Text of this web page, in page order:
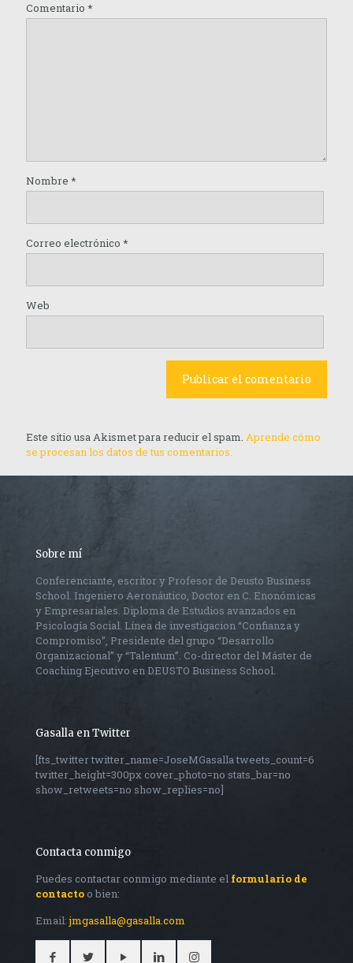
Comentario *
Nombre *
Correo electrónico *
Web
Este sitio usa Akismet para reducir el spam. Aprende cómo
se procesan los datos de tus comentarios.
Sobre mí
Conferenciante, escritor y Profesor de Deusto Business
School. Ingeniero Aeronáutico, Doctor en C. Enonómicas
y Empresariales. Diploma de Estudios avanzados en
Psicología Social. Línea de investigacion “Confianza y
Compromiso”, Presidente del grupo “Desarrollo
Organizacional” y “Talentum”. Co-director del Máster de
Coaching Ejecutivo en DEUSTO Business School.
Gasalla en Twitter
[fts_twitter twitter_name=JoseMGasalla tweets_count=6
twitter_height=300px cover_photo=no stats_bar=no
show_retweets=no show_replies=no]
Contacta conmigo
Puedes contactar conmigo mediante el formulario de
contacto o bien:
Email:jmgasalla@gasalla.com